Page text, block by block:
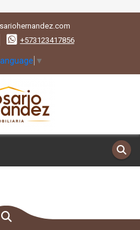
+573123417856
▼